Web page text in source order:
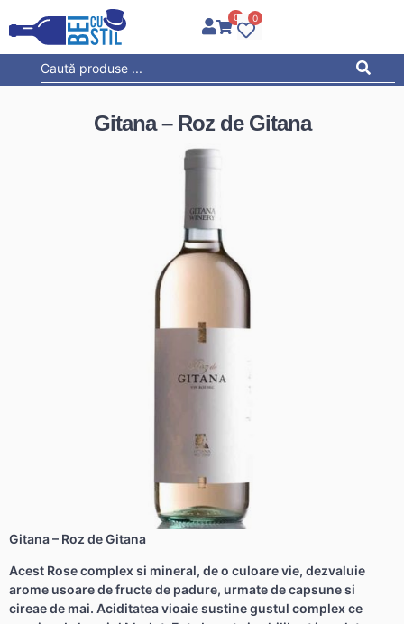
0 0
Gitana – Roz de Gitana
Gitana – Roz de Gitana
Acest Rose complex si mineral, de o culoare vie, dezvaluie
arome usoare de fructe de padure, urmate de capsune si
cireae de mai. Aciditatea vioaie sustine gustul complex ce